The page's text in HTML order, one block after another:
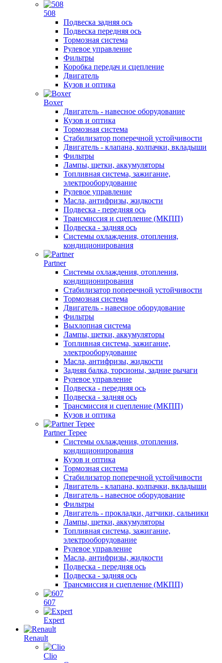
508
Подвеска задняя ось
Подвеска передняя ось
Тормозная система
Рулевое управление
Фильтры
Коробка передач и сцепление
Двигатель
Кузов и оптика
Boxer
Двигатель - навесное оборудование
Кузов и оптика
Тормозная система
Стабилизатор поперечной устойчивости
Двигатель - клапана, колпачки, вкладыши
Фильтры
Лампы, щетки, аккумуляторы
Топливная система, зажигание,
электрооборудование
Рулевое управление
Масла, антифризы, жидкости
Подвеска - передняя ось
Трансмиссия и сцепление (МКПП)
Подвеска - задняя ось
Системы охлаждения, отопления,
кондиционирования
Partner
Системы охлаждения, отопления,
кондиционирования
Стабилизатор поперечной устойчивости
Тормозная система
Двигатель - навесное оборудование
Фильтры
Выхлопная система
Лампы, щетки, аккумуляторы
Топливная система, зажигание,
электрооборудование
Масла, антифризы, жидкости
Задняя балка, торсионы, задние рычаги
Рулевое управление
Подвеска - передняя ось
Подвеска - задняя ось
Трансмиссия и сцепление (МКПП)
Кузов и оптика
Partner Tepee
Системы охлаждения, отопления,
кондиционирования
Кузов и оптика
Тормозная система
Стабилизатор поперечной устойчивости
Двигатель - клапана, колпачки, вкладыши
Двигатель - навесное оборудование
Фильтры
Двигатель - прокладки, датчики, сальники
Лампы, щетки, аккумуляторы
Топливная система, зажигание,
электрооборудование
Рулевое управление
Масла, антифризы, жидкости
Подвеска - передняя ось
Подвеска - задняя ось
Трансмиссия и сцепление (МКПП)
607
Expert
Renault
Clio